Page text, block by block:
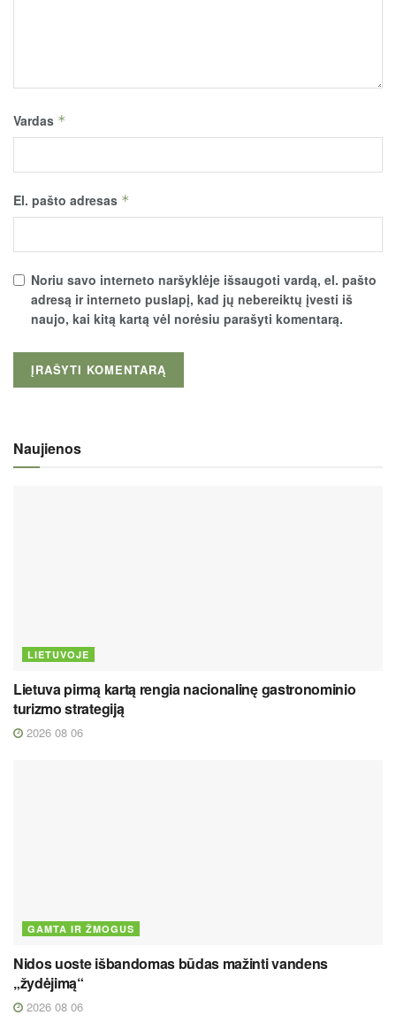
Vardas *
El. pašto adresas *
Noriu savo interneto naršyklėje išsaugoti vardą, el. pašto
adresą ir interneto puslapį, kad jų nebereiktų įvesti iš
naujo, kai kitą kartą vėl norėsiu parašyti komentarą.
Naujienos
LIETUVOJE
Lietuva pirmą kartą rengia nacionalinę gastronominio
turizmo strategiją
2026 08 06
GAMTA IR ŽMOGUS
Nidos uoste išbandomas būdas mažinti vandens
„žydėjimą“
2026 08 06